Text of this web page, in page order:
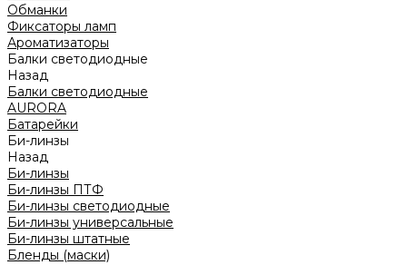
Обманки
Фиксаторы ламп
Ароматизаторы
Балки светодиодные
Назад
Балки светодиодные
AURORA
Батарейки
Би-линзы
Назад
Би-линзы
Би-линзы ПТФ
Би-линзы светодиодные
Би-линзы универсальные
Би-линзы штатные
Бленды (маски)